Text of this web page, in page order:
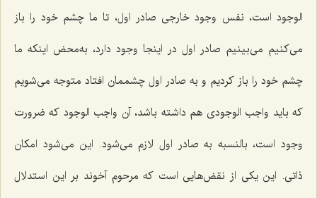
الوجود است، نفس وجود خارجى صادر اول، تا ما چشم خود را باز
مى‌کنیم مى‌بینیم صادر اول در اینجا وجود دارد، به‌محض اینکه ما
چشم خود را باز کردیم و به صادر اول چشممان افتاد متوجه مى‌شویم
که باید واجب الوجودى هم داشته باشد، آن واجب الوجود که ضرورت
وجود است، بالنسبه به صادر اول لازم مى‌شود. این می‌شود امکان
ذاتى. این یکى از نقض‌هایى است که مرحوم آخوند بر این استدلال